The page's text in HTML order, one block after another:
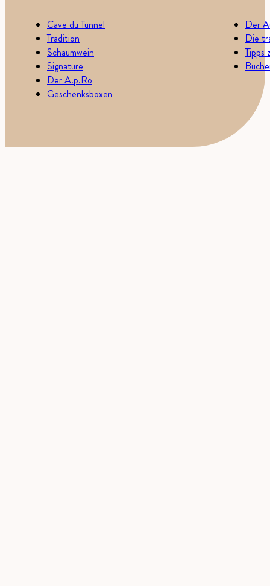
Cave du Tunnel
Tradition
Schaumwein
Signature
Der A.p.Ro
Geschenksboxen
Der
Die
Tipps